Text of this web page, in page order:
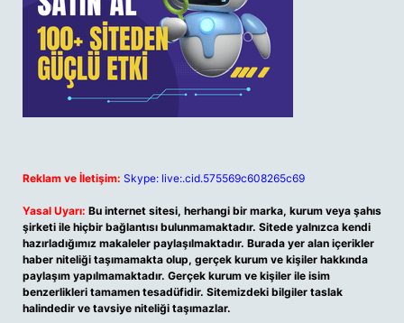
Reklam ve İletişim: Skype: live:.cid.575569c608265c69
Yasal Uyarı: Bu internet sitesi, herhangi bir marka, kurum veya şahıs
şirketi ile hiçbir bağlantısı bulunmamaktadır. Sitede yalnızca kendi
hazırladığımız makaleler paylaşılmaktadır. Burada yer alan içerikler
haber niteliği taşımamakta olup, gerçek kurum ve kişiler hakkında
paylaşım yapılmamaktadır. Gerçek kurum ve kişiler ile isim
benzerlikleri tamamen tesadüfidir. Sitemizdeki bilgiler taslak
halindedir ve tavsiye niteliği taşımazlar.